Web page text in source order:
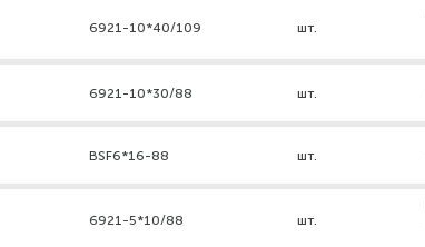
6921-10*40/109 шт.
6921-10*30/88 шт.
BSF6*16-88 шт.
6921-5*10/88 шт.